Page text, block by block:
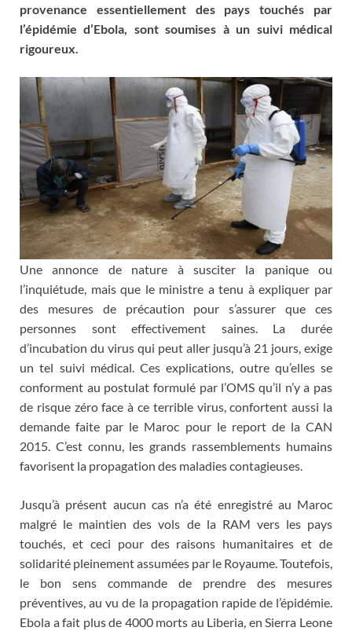
provenance essentiellement des pays touchés par
l’épidémie d’Ebola, sont soumises à un suivi médical
rigoureux.
Une annonce de nature à susciter la panique ou
l’inquiétude, mais que le ministre a tenu à expliquer par
des mesures de précaution pour s’assurer que ces
personnes sont effectivement saines. La durée
d’incubation du virus qui peut aller jusqu’à 21 jours, exige
un tel suivi médical. Ces explications, outre qu’elles se
conforment au postulat formulé par l’OMS qu’il n’y a pas
de risque zéro face à ce terrible virus, confortent aussi la
demande faite par le Maroc pour le report de la CAN
2015. C’est connu, les grands rassemblements humains
favorisent la propagation des maladies contagieuses.
Jusqu’à présent aucun cas n’a été enregistré au Maroc
malgré le maintien des vols de la RAM vers les pays
touchés, et ceci pour des raisons humanitaires et de
solidarité pleinement assumées par le Royaume. Toutefois,
le bon sens commande de prendre des mesures
préventives, au vu de la propagation rapide de l’épidémie.
Ebola a fait plus de 4000 morts au Liberia, en Sierra Leone